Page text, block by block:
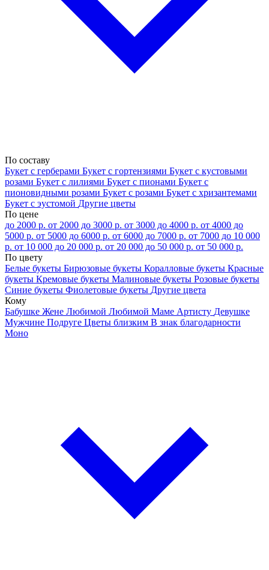
По составу
Букет с герберами Букет с гортензиями Букет с кустовыми
розами Букет с лилиями Букет с пионами Букет с
пионовидными розами Букет с розами Букет с хризантемами
Букет с эустомой Другие цветы
По цене
до 2000 р. от 2000 до 3000 р. от 3000 до 4000 р. от 4000 до
5000 р. от 5000 до 6000 р. от 6000 до 7000 р. от 7000 до 10 000
р. от 10 000 до 20 000 р. от 20 000 до 50 000 р. от 50 000 р.
По цвету
Белые букеты Бирюзовые букеты Коралловые букеты Красные
букеты Кремовые букеты Малиновые букеты Розовые букеты
Синие букеты Фиолетовые букеты Другие цвета
Кому
Бабушке Жене Любимой Любимой Маме Артисту Девушке
Мужчине Подруге Цветы близким В знак благодарности
Моно